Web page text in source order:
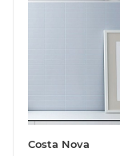
Costa Nova